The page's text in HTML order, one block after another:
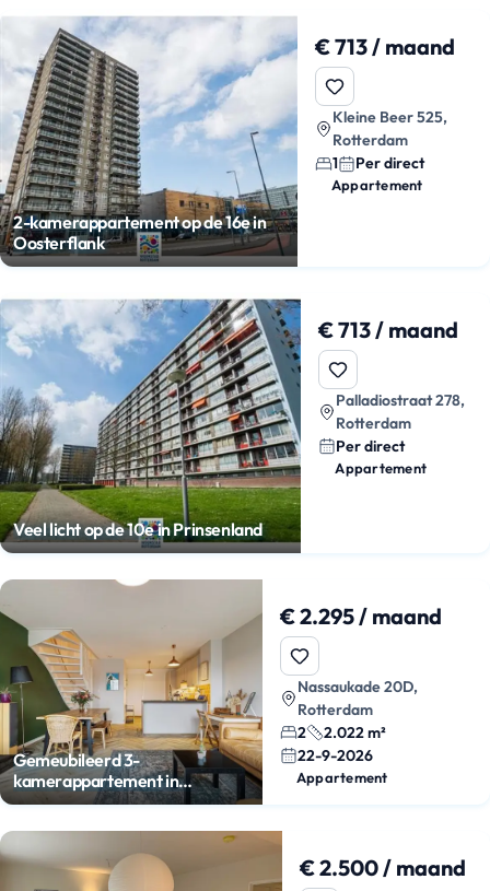
2-kamerappartement op de 16e in
Oosterflank
€ 713 / maand
Kleine Beer 525,
Rotterdam
1
Per direct
Appartement
Veel licht op de 10e in Prinsenland
€ 713 / maand
Palladiostraat 278,
Rotterdam
Per direct
Appartement
Gemeubileerd 3-
kamerappartement in
Feijenoord
€ 2.295 / maand
Nassaukade 20D,
Rotterdam
2
2.022 m²
22-9-2026
Appartement
€ 2.500 / maand